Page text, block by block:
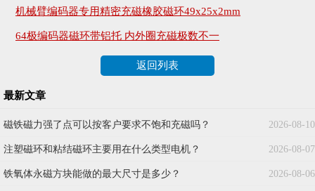
机械臂编码器专用精密充磁橡胶磁环49x25x2mm
64极编码器磁环带铝托 内外圈充磁极数不一
返回列表
最新文章
2026-08-10
磁铁磁力强了点可以按客户要求不饱和充磁吗？
2026-08-07
注塑磁环和粘结磁环主要用在什么类型电机？
2026-08-06
铁氧体永磁方块能做的最大尺寸是多少？